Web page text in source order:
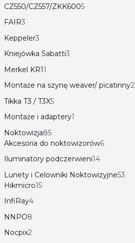
CZ550/CZ557/ZKK6005
FAIR3
Keppeler3
Kniejówka Sabatti3
Merkel KR11
Montaże na szynę weaver/ picatinny2
Tikka T3 / T3X5
Montaże i adaptery1
Noktowizja85
Akcesoria do noktowizorów6
Iluminatory podczerwieni14
Lunety i Celowniki Noktowizyjne53
Hikmicro15
InfiRay4
NNPO8
Nocpix2